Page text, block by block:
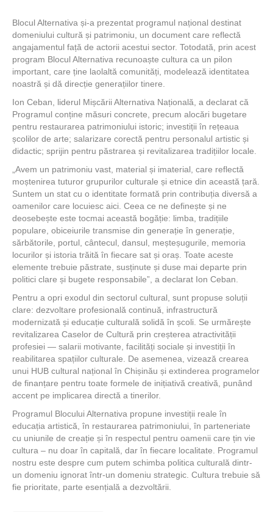
Blocul Alternativa și-a prezentat programul național destinat
domeniului cultură și patrimoniu, un document care reflectă
angajamentul față de actorii acestui sector. Totodată, prin acest
program Blocul Alternativa recunoaște cultura ca un pilon
important, care ține laolaltă comunități, modelează identitatea
noastră și dă direcție generațiilor tinere.
Ion Ceban, liderul Mișcării Alternativa Națională, a declarat că
Programul conține măsuri concrete, precum alocări bugetare
pentru restaurarea patrimoniului istoric; investiții în rețeaua
școlilor de arte; salarizare corectă pentru personalul artistic și
didactic; sprijin pentru păstrarea și revitalizarea tradițiilor locale.
„Avem un patrimoniu vast, material și imaterial, care reflectă
moștenirea tuturor grupurilor culturale și etnice din această țară.
Suntem un stat cu o identitate formată prin contribuția diversă a
oamenilor care locuiesc aici. Ceea ce ne definește și ne
deosebește este tocmai această bogăție: limba, tradițiile
populare, obiceiurile transmise din generație în generație,
sărbătorile, portul, cântecul, dansul, meșteșugurile, memoria
locurilor și istoria trăită în fiecare sat și oraș. Toate aceste
elemente trebuie păstrate, susținute și duse mai departe prin
politici clare și bugete responsabile”, a declarat Ion Ceban.
Pentru a opri exodul din sectorul cultural, sunt propuse soluții
clare: dezvoltare profesională continuă, infrastructură
modernizată și educație culturală solidă în școli. Se urmărește
revitalizarea Caselor de Cultură prin creșterea atractivității
profesiei — salarii motivante, facilități sociale și investiții în
reabilitarea spațiilor culturale. De asemenea, vizează crearea
unui HUB cultural național în Chișinău și extinderea programelor
de finanțare pentru toate formele de inițiativă creativă, punând
accent pe implicarea directă a tinerilor.
Programul Blocului Alternativa propune investiții reale în
educația artistică, în restaurarea patrimoniului, în parteneriate
cu uniunile de creație și în respectul pentru oamenii care țin vie
cultura – nu doar în capitală, dar în fiecare localitate. Programul
nostru este despre cum putem schimba politica culturală dintr-
un domeniu ignorat într-un domeniu strategic. Cultura trebuie să
fie prioritate, parte esențială a dezvoltării.